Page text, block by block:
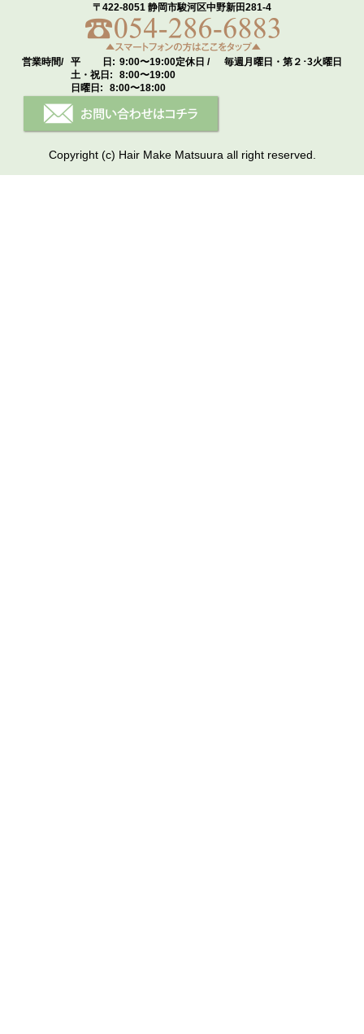
〒422-8051 静岡市駿河区中野新田281-4
営業時間/ 平 日: 9:00〜19:00
土・祝日:
8:00〜19:00
日曜日:
8:00〜18:00
定休日 / 毎週月曜日・第２･3火曜日
Copyright (c) Hair Make Matsuura all right reserved.